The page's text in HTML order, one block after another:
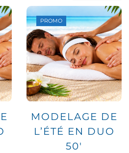
PROMO
MODELAGE DE
L’ÉTÉ EN DUO
50′